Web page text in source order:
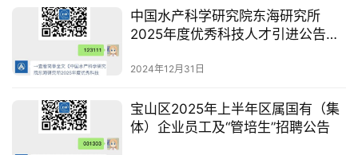
中国水产科学研究院东海研究所
2025年度优秀科技人才引进公告
2024年12月31日
宝山区2025年上半年区属国有（集
体）企业员工及“管培生”招聘公告